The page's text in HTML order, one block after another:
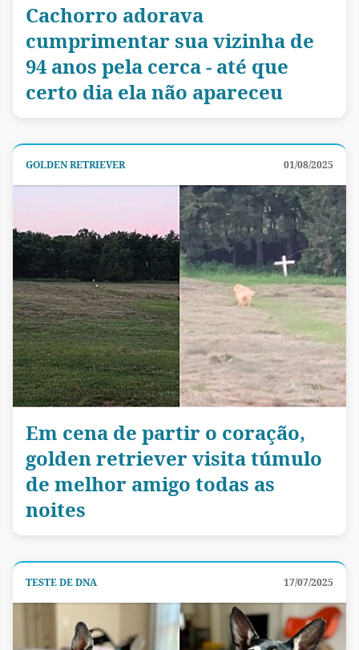
Cachorro adorava
cumprimentar sua vizinha de
94 anos pela cerca - até que
certo dia ela não apareceu
GOLDEN RETRIEVER 01/08/2025
Em cena de partir o coração,
golden retriever visita túmulo
de melhor amigo todas as
noites
TESTE DE DNA 17/07/2025